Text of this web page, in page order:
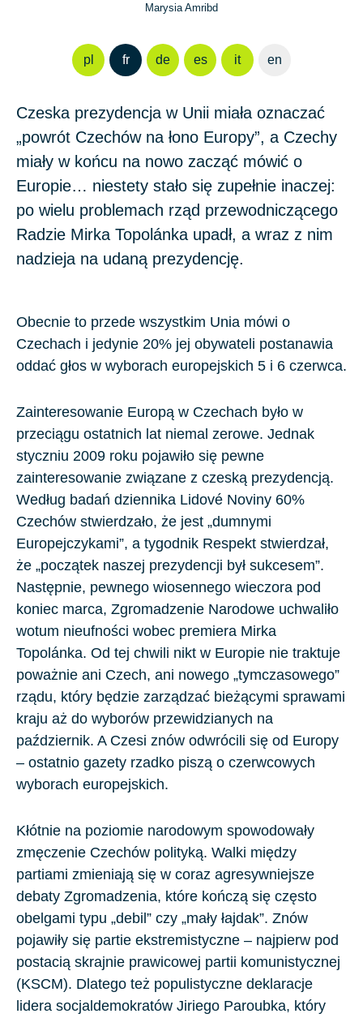
Marysia Amribd
pl fr de es it en
Czeska prezydencja w Unii miała oznaczać
„powrót Czechów na łono Europy”, a Czechy
miały w końcu na nowo zacząć mówić o
Europie… niestety stało się zupełnie inaczej:
po wielu problemach rząd przewodniczącego
Radzie Mirka Topolánka upadł, a wraz z nim
nadzieja na udaną prezydencję.
Obecnie to przede wszystkim Unia mówi o
Czechach i jedynie 20% jej obywateli postanawia
oddać głos w wyborach europejskich 5 i 6 czerwca.
Zainteresowanie Europą w Czechach było w
przeciągu ostatnich lat niemal zerowe. Jednak
styczniu 2009 roku pojawiło się pewne
zainteresowanie związane z czeską prezydencją.
Według badań dziennika Lidové Noviny 60%
Czechów stwierdzało, że jest „dumnymi
Europejczykami”, a tygodnik Respekt stwierdzał,
że „początek naszej prezydencji był sukcesem”.
Następnie, pewnego wiosennego wieczora pod
koniec marca, Zgromadzenie Narodowe uchwaliło
wotum nieufności wobec premiera Mirka
Topolánka. Od tej chwili nikt w Europie nie traktuje
poważnie ani Czech, ani nowego „tymczasowego”
rządu, który będzie zarządzać bieżącymi sprawami
kraju aż do wyborów przewidzianych na
październik. A Czesi znów odwrócili się od Europy
– ostatnio gazety rzadko piszą o czerwcowych
wyborach europejskich.
Kłótnie na poziomie narodowym spowodowały
zmęczenie Czechów polityką. Walki między
partiami zmieniają się w coraz agresywniejsze
debaty Zgromadzenia, które kończą się często
obelgami typu „debil” czy „mały łajdak”. Znów
pojawiły się partie ekstremistyczne – najpierw pod
postacią skrajnie prawicowej partii komunistycznej
(KSCM). Dlatego też populistyczne deklaracje
lidera socjaldemokratów Jiriego Paroubka, który